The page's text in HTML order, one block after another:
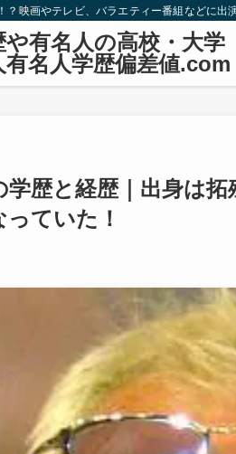
？映画やテレビ、バラエティー番組などに
有名人の高校・大学
名人学歴偏差値.com
学歴と経歴｜出身は
ていた！